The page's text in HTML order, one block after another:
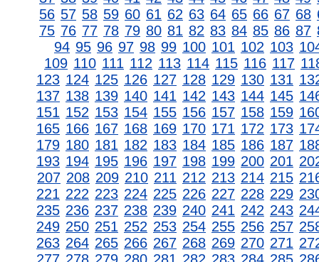
56 57 58 59 60 61 62 63 64 65 66 67 68
75 76 77 78 79 80 81 82 83 84 85 86 87
94 95 96 97 98 99 100 101 102 103
109 110 111 112 113 114 115 116 117
123 124 125 126 127 128 129 130 131
137 138 139 140 141 142 143 144 145
151 152 153 154 155 156 157 158 159
165 166 167 168 169 170 171 172 173
179 180 181 182 183 184 185 186 187
193 194 195 196 197 198 199 200 201
207 208 209 210 211 212 213 214 215
221 222 223 224 225 226 227 228 229
235 236 237 238 239 240 241 242 243
249 250 251 252 253 254 255 256 257
263 264 265 266 267 268 269 270 271